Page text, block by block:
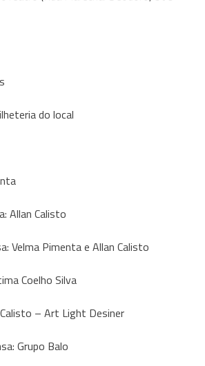
do local
Allan Calisto
Velma Pimenta e Allan Calisto
Coelho Silva
– Art Light Desiner
Grupo Balo